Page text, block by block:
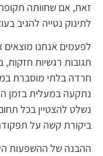
זאת, אם שחוותה
לתינוק נטייה להגיב
לפעמים אנחנו
תגובות רגשיות
חרדה בלתי מוסברת
נתקעה במעלית בזמן
נשלט להצטיין בכל
ביקורת קשה על
ההבנה של ההשפעות